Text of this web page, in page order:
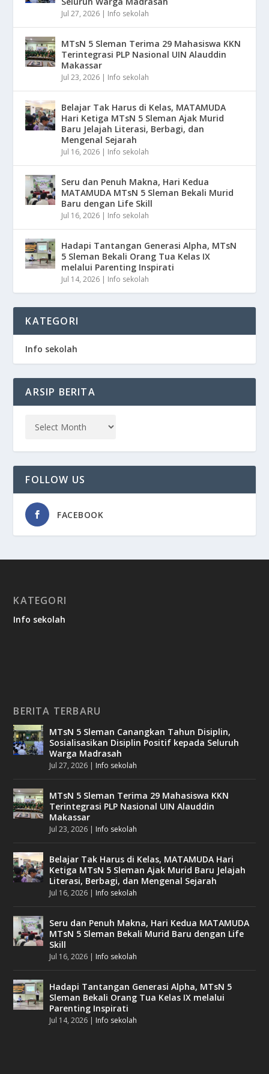
Jul 27, 2026 | Info sekolah
MTsN 5 Sleman Terima 29 Mahasiswa KKN
Terintegrasi PLP Nasional UIN Alauddin
Makassar
Jul 23, 2026 | Info sekolah
Belajar Tak Harus di Kelas, MATAMUDA
Hari Ketiga MTsN 5 Sleman Ajak Murid
Baru Jelajah Literasi, Berbagi, dan
Mengenal Sejarah
Jul 16, 2026 | Info sekolah
Seru dan Penuh Makna, Hari Kedua
MATAMUDA MTsN 5 Sleman Bekali Murid
Baru dengan Life Skill
Jul 16, 2026 | Info sekolah
Hadapi Tantangan Generasi Alpha, MTsN
5 Sleman Bekali Orang Tua Kelas IX
melalui Parenting Inspirati
Jul 14, 2026 | Info sekolah
KATEGORI
Info sekolah
ARSIP BERITA
FOLLOW US
FACEBOOK
KATEGORI
Info sekolah
BERITA TERBARU
MTsN 5 Sleman Canangkan Tahun Disiplin,
Sosialisasikan Disiplin Positif kepada Seluruh
Warga Madrasah
Jul 27, 2026 | Info sekolah
MTsN 5 Sleman Terima 29 Mahasiswa KKN
Terintegrasi PLP Nasional UIN Alauddin
Makassar
Jul 23, 2026 | Info sekolah
Belajar Tak Harus di Kelas, MATAMUDA Hari
Ketiga MTsN 5 Sleman Ajak Murid Baru Jelajah
Literasi, Berbagi, dan Mengenal Sejarah
Jul 16, 2026 | Info sekolah
Seru dan Penuh Makna, Hari Kedua MATAMUDA
MTsN 5 Sleman Bekali Murid Baru dengan Life
Skill
Jul 16, 2026 | Info sekolah
Hadapi Tantangan Generasi Alpha, MTsN 5
Sleman Bekali Orang Tua Kelas IX melalui
Parenting Inspirati
Jul 14, 2026 | Info sekolah